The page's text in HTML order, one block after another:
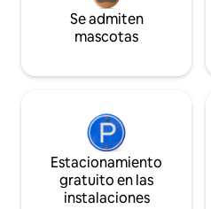
Se admiten
mascotas
Estacionamiento
gratuito en las
instalaciones